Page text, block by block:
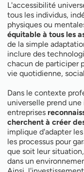
L'accessibilité
tous les individus,
physiques ou
équitable à tous les
de la simple
inclure des
chacun de participer
vie quotidienne,
Dans le contexte
universelle prend
entreprises
cherchent à créer
implique d'adapter
les processus pour
que soit leur
dans un